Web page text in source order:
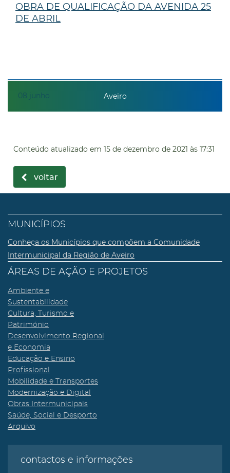
08 junho
OBRA DE QUALIFICAÇÃO DA AVENIDA 25
DE ABRIL
Aveiro
Conteúdo atualizado em 15 de dezembro de 2021 às 17:31
voltar
MUNICÍPIOS
Conheça os Municípios que compõem a Comunidade
Intermunicipal da Região de Aveiro
ÁREAS DE AÇÃO E PROJETOS
Ambiente e
Sustentabilidade
Cultura, Turismo e
Património
Desenvolvimento Regional
e Economia
Educação e Ensino
Profissional
Mobilidade e Transportes
Modernização e Digital
Obras Intermunicipais
Saúde, Social e Desporto
Arquivo
contactos e informações